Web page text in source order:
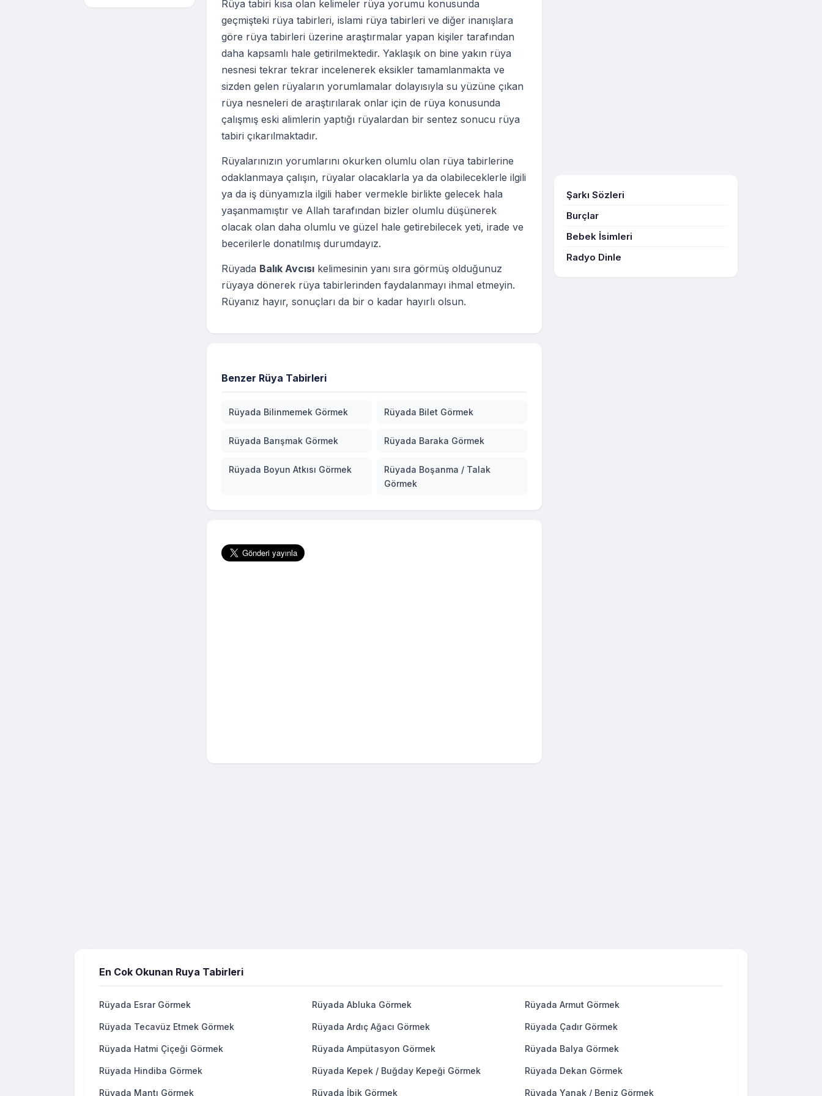
Rüya tabiri kısa olan kelimeler rüya yorumu konusunda
geçmişteki rüya tabirleri, islami rüya tabirleri ve diğer inanışlara
göre rüya tabirleri üzerine araştırmalar yapan kişiler tarafından
daha kapsamlı hale getirilmektedir. Yaklaşık on bine yakın rüya
nesnesi tekrar tekrar incelenerek eksikler tamamlanmakta ve
sizden gelen rüyaların yorumlamalar dolayısıyla su yüzüne çıkan
rüya nesneleri de araştırılarak onlar için de rüya konusunda
çalışmış eski alimlerin yaptığı rüyalardan bir sentez sonucu rüya
tabiri çıkarılmaktadır.
Rüyalarınızın yorumlarını okurken olumlu olan rüya tabirlerine
odaklanmaya çalışın, rüyalar olacaklarla ya da olabileceklerle ilgili
ya da iş dünyamızla ilgili haber vermekle birlikte gelecek hala
yaşanmamıştır ve Allah tarafından bizler olumlu düşünerek
olacak olan daha olumlu ve güzel hale getirebilecek yeti, irade ve
becerilerle donatılmış durumdayız.
Rüyada Balık Avcısı kelimesinin yanı sıra görmüş olduğunuz
rüyaya dönerek rüya tabirlerinden faydalanmayı ihmal etmeyin.
Rüyanız hayır, sonuçları da bir o kadar hayırlı olsun.
Benzer Rüya Tabirleri
Rüyada Bilinmemek Görmek Rüyada Bilet Görmek
Rüyada Barışmak Görmek Rüyada Baraka Görmek
Rüyada Boyun Atkısı Görmek
Rüyada Boşanma / Talak
Görmek
Şarkı Sözleri
Burçlar
Bebek İsimleri
Radyo Dinle
En Cok Okunan Ruya Tabirleri
Rüyada Esrar Görmek Rüyada Abluka Görmek Rüyada Armut Görmek
Rüyada Tecavüz Etmek Görmek Rüyada Ardıç Ağacı Görmek Rüyada Çadır Görmek
Rüyada Hatmi Çiçeği Görmek Rüyada Ampütasyon Görmek Rüyada Balya Görmek
Rüyada Hindiba Görmek Rüyada Kepek / Buğday Kepeği Görmek Rüyada Dekan Görmek
Rüyada Mantı Görmek Rüyada İbik Görmek Rüyada Yanak / Beniz Görmek